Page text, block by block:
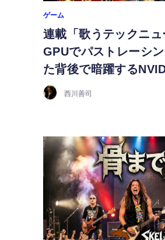
ゲーム
連載「歌うテックニ
GPUでパストレーシ
た背後で暗躍する
西川善司